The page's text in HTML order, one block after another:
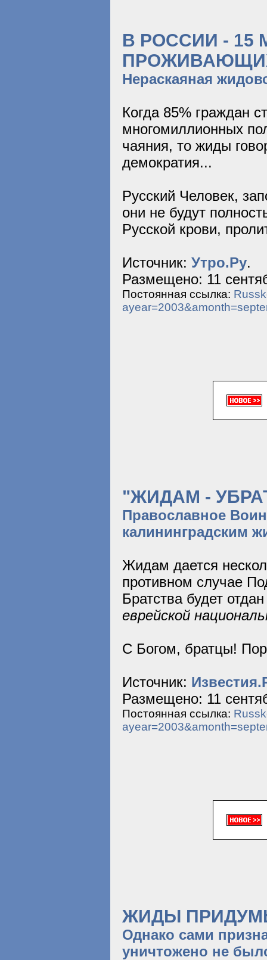
В РОССИИ -
Нераскаяная
Когда 85% граждан
многомиллионных
чаяния, то жиды
демократия...
Русский Человек,
они не будут
Русской крови,
Источник: Утро.Ру.
Размещено: 11
Постоянная ссылка:
"ЖИДАМ -
Православное
калининградским
Жидам дается
противном случае
Братства будет
еврейской
С Богом, братцы!
Источник:
Размещено: 11
Постоянная ссылка:
ЖИДЫ
Однако сами
уничтожено не